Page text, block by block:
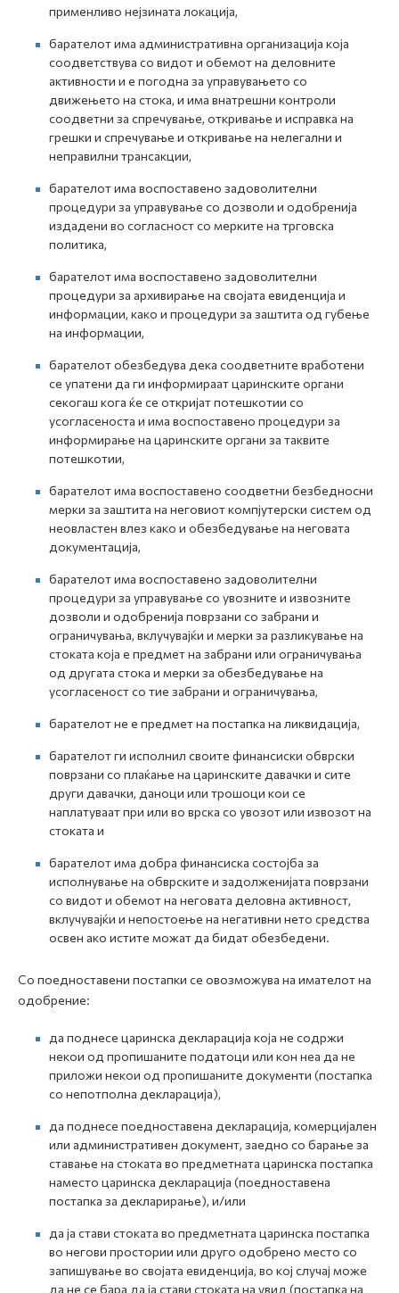
применливо нејзината локација,
барателот има административна организација која
соодветствува со видот и обемот на деловните
активности и е погодна за управувањето со
движењето на стока, и има внатрешни контроли
соодветни за спречување, откривање и исправка на
грешки и спречување и откривање на нелегални и
неправилни трансакции,
барателот има воспоставено задоволителни
процедури за управување со дозволи и одобренија
издадени во согласност со мерките на трговска
политика,
барателот има воспоставено задоволителни
процедури за архивирање на својата евиденција и
информации, како и процедури за заштита од губење
на информации,
барателот обезбедува дека соодветните вработени
се упатени да ги информираат царинските органи
секогаш кога ќе се откријат потешкотии со
усогласеноста и има воспоставено процедури за
информирање на царинските органи за таквите
потешкотии,
барателот има воспоставено соодветни безбедносни
мерки за заштита на неговиот компјутерски систем од
неовластен влез како и обезбедување на неговата
документација,
барателот има воспоставено задоволителни
процедури за управување со увозните и извозните
дозволи и одобренија поврзани со забрани и
ограничувања, вклучувајќи и мерки за разликување на
стоката која е предмет на забрани или ограничувања
од другата стока и мерки за обезбедување на
усогласеност со тие забрани и ограничувања,
барателот не е предмет на постапка на ликвидација,
барателот ги исполнил своите финансиски обврски
поврзани со плаќање на царинските давачки и сите
други давачки, даноци или трошоци кои се
наплатуваат при или во врска со увозот или извозот на
стоката и
барателот има добра финансиска состојба за
исполнување на обврските и задолженијата поврзани
со видот и обемот на неговата деловна активност,
вклучувајќи и непостоење на негативни нето средства
освен ако истите можат да бидат обезбедени.
Со поедноставени постапки се овозможува на имателот на
одобрение:
да поднесе царинска декларација која не содржи
некои од пропишаните податоци или кон неа да не
приложи некои од пропишаните документи (постапка
со непотполна декларација),
да поднесе поедноставена декларација, комерцијален
или административен документ, заедно со барање за
ставање на стоката во предметната царинска постапка
наместо царинска декларација (поедноставена
постапка за декларирање), и/или
да ја стави стоката во предметната царинска постапка
во негови простории или друго одобрено место со
запишување во својата евиденција, во кој случај може
да не се бара да ја стави стоката на увид (постапка на